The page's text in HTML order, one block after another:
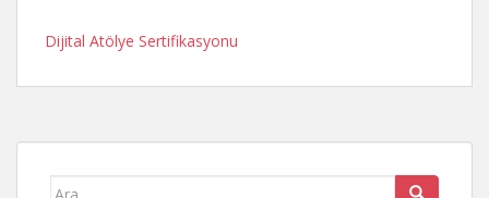
Dijital Atölye Sertifikasyonu
Arama